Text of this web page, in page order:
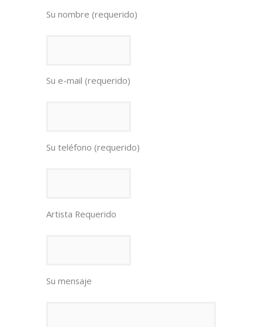
Su nombre (requerido)
Su e-mail (requerido)
Su teléfono (requerido)
Artista Requerido
Su mensaje